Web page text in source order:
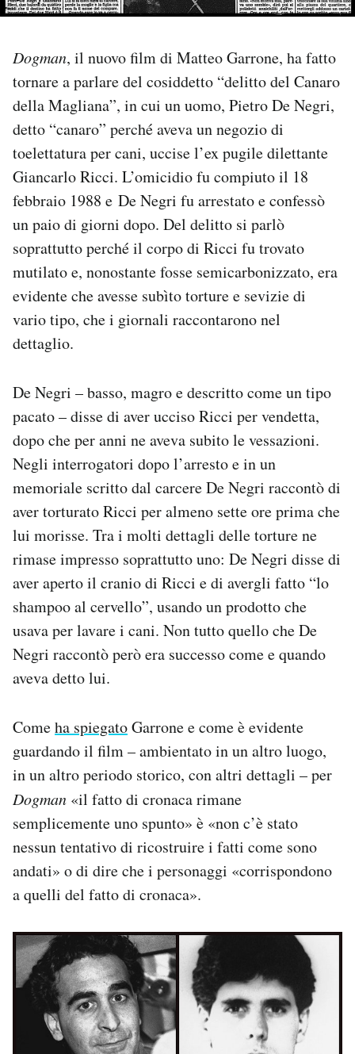
SHOP
CALENDARIO
AREA PERSONALE
Notifiche mobile
Regala il Post
Hai bisogno di aiuto?
Esci
Dogman, il nuovo film di Matteo Garrone, ha fatto
tornare a parlare del cosiddetto “delitto del Canaro
della Magliana”, in cui un uomo, Pietro De Negri,
detto “canaro” perché aveva un negozio di
toelettatura per cani, uccise l’ex pugile dilettante
Giancarlo Ricci. L’omicidio fu compiuto il 18
febbraio 1988 e De Negri fu arrestato e confessò
un paio di giorni dopo. Del delitto si parlò
soprattutto perché il corpo di Ricci fu trovato
mutilato e, nonostante fosse semicarbonizzato, era
evidente che avesse subìto torture e sevizie di
vario tipo, che i giornali raccontarono nel
dettaglio.
De Negri – basso, magro e descritto come un tipo
pacato – disse di aver ucciso Ricci per vendetta,
dopo che per anni ne aveva subito le vessazioni.
Negli interrogatori dopo l’arresto e in un
memoriale scritto dal carcere De Negri raccontò di
aver torturato Ricci per almeno sette ore prima che
lui morisse. Tra i molti dettagli delle torture ne
rimase impresso soprattutto uno: De Negri disse di
aver aperto il cranio di Ricci e di avergli fatto “lo
shampoo al cervello”, usando un prodotto che
usava per lavare i cani. Non tutto quello che De
Negri raccontò però era successo come e quando
aveva detto lui.
Comeha spiegatoGarrone e come è evidente
guardando il film – ambientato in un altro luogo,
in un altro periodo storico, con altri dettagli – per
Dogman «il fatto di cronaca rimane
semplicemente uno spunto» è «non c’è stato
nessun tentativo di ricostruire i fatti come sono
andati» o di dire che i personaggi «corrispondono
a quelli del fatto di cronaca».